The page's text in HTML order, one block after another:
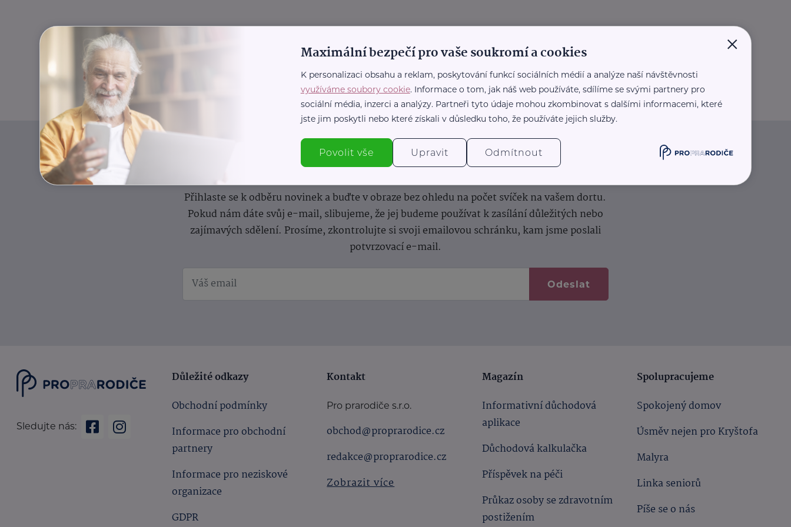
Informace(nejen)pro prarodiče
Přihlaste se k odběru novinek a buďte v obraze bez ohledu na počet svíček na vašem dortu.
Pokud nám dáte svůj e-mail, slibujeme, že jej budeme používat k zasílání důležitých nebo
zajímavých sdělení. Prosíme, zkontrolujte si svoji emailovou schránku, kam jsme poslali
potvrzovací e-mail.
Odeslat
Sledujte nás:
Důležité odkazy
Obchodní podmínky
Informace pro obchodní
partnery
Informace pro neziskové
organizace
GDPR
Kontakt
Pro prarodiče s.r.o.
obchod@proprarodice.cz
redakce@proprarodice.cz
Zobrazit více
Magazín
Informativní důchodová
aplikace
Důchodová kalkulačka
Příspěvek na péči
Průkaz osoby se zdravotním
postižením
Spolupracujeme
Spokojený domov
Úsměv nejen pro Kryštofa
Malyra
Linka seniorů
Píše se o nás
×
Maximální bezpečí pro vaše soukromí a cookies
K personalizaci obsahu a reklam, poskytování funkcí sociálních médií a analýze naší návštěvnosti
využíváme soubory cookie. Informace o tom, jak náš web používáte, sdílíme se svými partnery pro
sociální média, inzerci a analýzy. Partneři tyto údaje mohou zkombinovat s dalšími informacemi, které
jste jim poskytli nebo které získali v důsledku toho, že používáte jejich služby.
Povolit vše Upravit Odmítnout